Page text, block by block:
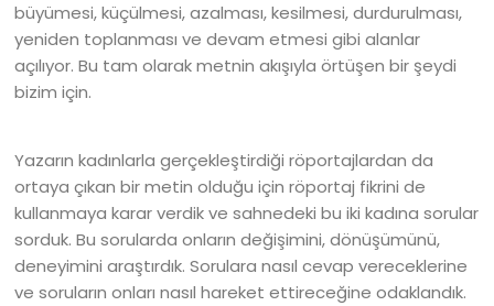
büyümesi, küçülmesi, azalması, kesilmesi, durdurulması,
yeniden toplanması ve devam etmesi gibi alanlar
açılıyor. Bu tam olarak metnin akışıyla örtüşen bir şeydi
bizim için.
Yazarın kadınlarla gerçekleştirdiği röportajlardan da
ortaya çıkan bir metin olduğu için röportaj fikrini de
kullanmaya karar verdik ve sahnedeki bu iki kadına sorular
sorduk. Bu sorularda onların değişimini, dönüşümünü,
deneyimini araştırdık. Sorulara nasıl cevap vereceklerine
ve soruların onları nasıl hareket ettireceğine odaklandık.